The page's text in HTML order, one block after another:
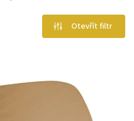
Otevřít filtr